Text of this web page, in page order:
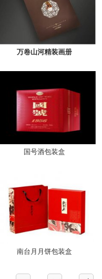
万卷山河精装画册
国号酒包装盒
南台月月饼包装盒